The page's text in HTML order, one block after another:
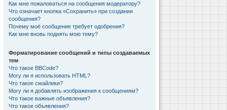
Как мне пожаловаться на сообщения модератору?
Что означает кнопка «Сохранить» при создании
сообщения?
Почему моё сообщение требует одобрения?
Как мне вновь поднять мою тему?
Форматирование сообщений и типы создаваемых
тем
Что такое BBCode?
Могу ли я использовать HTML?
Что такое смайлики?
Могу ли я добавлять изображения к сообщениям?
Что такое важные объявления?
Что такое объявления?